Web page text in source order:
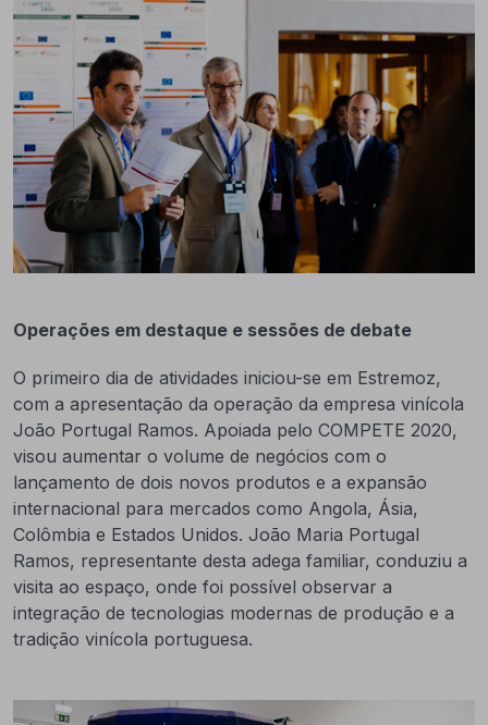
Operações em destaque e sessões de debate
O primeiro dia de atividades iniciou-se em Estremoz,
com a apresentação da operação da empresa vinícola
João Portugal Ramos. Apoiada pelo COMPETE 2020,
visou aumentar o volume de negócios com o
lançamento de dois novos produtos e a expansão
internacional para mercados como Angola, Ásia,
Colômbia e Estados Unidos. João Maria Portugal
Ramos, representante desta adega familiar, conduziu a
visita ao espaço, onde foi possível observar a
integração de tecnologias modernas de produção e a
tradição vinícola portuguesa.